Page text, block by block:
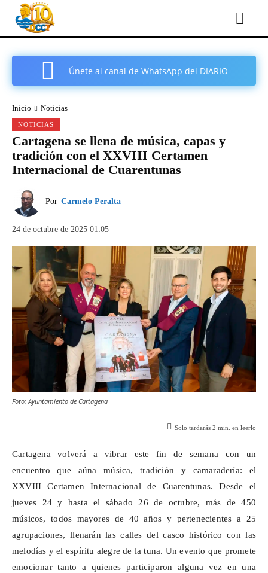
Únete al canal de WhatsApp del DIARIO
Inicio Noticias
NOTICIAS
Cartagena se llena de música, capas y
tradición con el XXVIII Certamen
Internacional de Cuarentunas
Por Carmelo Peralta
24 de octubre de 2025 01:05
Foto: Ayuntamiento de Cartagena
Solo tardarás 2 min. en leerlo
Cartagena volverá a vibrar este fin de semana con un
encuentro que aúna música, tradición y camaradería: el
XXVIII Certamen Internacional de Cuarentunas. Desde el
jueves 24 y hasta el sábado 26 de octubre, más de 450
músicos, todos mayores de 40 años y pertenecientes a 25
agrupaciones, llenarán las calles del casco histórico con las
melodías y el espíritu alegre de la tuna. Un evento que promete
emocionar tanto a quienes participaron alguna vez en una